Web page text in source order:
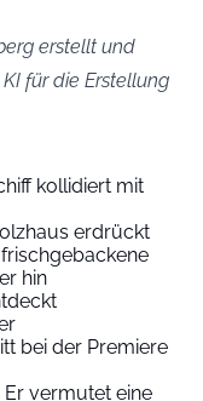
erstellt und
für die Erstellung
kollidiert mit
erdrückt
hin
bei der Premiere
Er vermutet eine